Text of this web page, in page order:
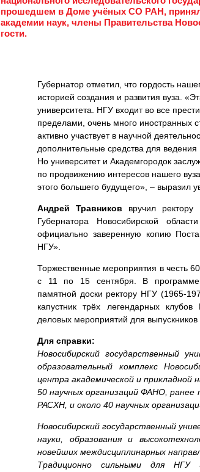
прошедшем в Доме учёных СО РАН,
академии наук, члены Правительства
гости.
Губернатор отметил, что гордость
историей создания и развития вуза.
университета. НГУ входит во все
пределами, очень много иностранных
активно участвует в научной
дополнительные средства для ведения
Но университет и Академгородок
по продвижению интересов нашего
этого большего будущего», – выразил
Андрей Травников вручил
Губернатора Новосибирской
официально заверенную копию
НГУ».
Торжественные мероприятия в честь
с 11 по 15 сентября. В программе
памятной доски ректору НГУ (1965-
капустник трёх легендарных
деловых мероприятий для выпускников
Для справки:
Новосибирский государственный
образовательный комплекс
центра академической и прикладной
50 научных организаций ФАНО,
РАСХН, и около 40 научных
Новосибирский государственный
науки, образования и
новейших междисциплинарных
Традиционно сильными для НГУ